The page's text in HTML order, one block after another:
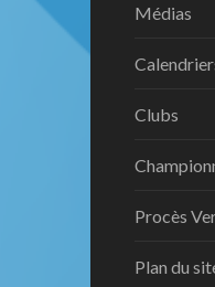
Médias
Clubs
Procès
Plan du